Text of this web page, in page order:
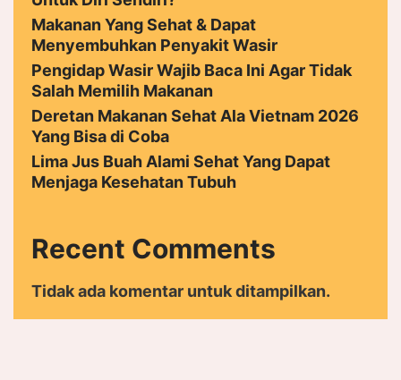
Makanan Yang Sehat & Dapat
Menyembuhkan Penyakit Wasir
Pengidap Wasir Wajib Baca Ini Agar Tidak
Salah Memilih Makanan
Deretan Makanan Sehat Ala Vietnam 2026
Yang Bisa di Coba
Lima Jus Buah Alami Sehat Yang Dapat
Menjaga Kesehatan Tubuh
Recent Comments
Tidak ada komentar untuk ditampilkan.